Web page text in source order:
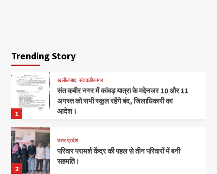
Trending Story
1
खलीलाबाद संतकबीरनगर
संत कबीर नगर में कांवड़ यात्रा के मद्देनजर 10 और 11
अगस्त को सभी स्कूल रहेंगे बंद, जिलाधिकारी का
आदेश।
2
उत्तर प्रदेश
परिवार परामर्श केंद्र की पहल से तीन परिवारों में बनी
सहमति।